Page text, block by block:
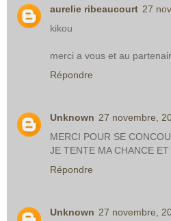
aurelie ribeaucourt 27
kikou
merci a vous et au
Répondre
Unknown 27 novembre,
MERCI POUR SE
JE TENTE MA CHANCE
Répondre
Unknown 27 novembre,